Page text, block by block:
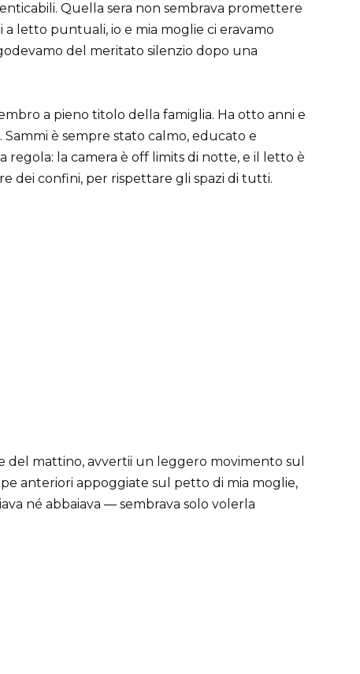
Quella sera non sembrava promettere
letto puntuali, io e mia moglie ci eravamo
del meritato silenzio dopo una
a pieno titolo della famiglia. Ha otto anni e
è sempre stato calmo, educato e
la camera è off limits di notte, e il letto è
dei confini, per rispettare gli spazi di tutti.
del mattino, avvertii un leggero movimento sul
anteriori appoggiate sul petto di mia moglie,
né abbaiava — sembrava solo volerla